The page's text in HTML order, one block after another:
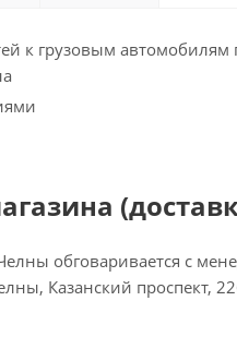
к грузовым автомобилям
обговаривается с
Казанский проспект,